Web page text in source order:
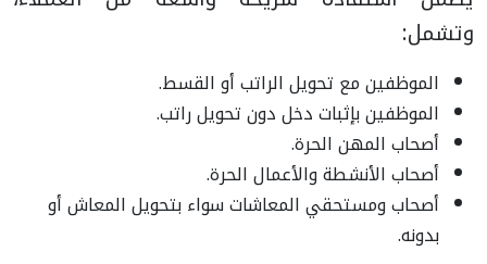
وتشمل:
الموظفين مع تحويل الراتب أو القسط.
الموظفين بإثبات دخل دون تحويل راتب.
أصحاب المهن الحرة.
أصحاب الأنشطة والأعمال الحرة.
أصحاب ومستحقي المعاشات سواء بتحويل المعاش أو
بدونه.